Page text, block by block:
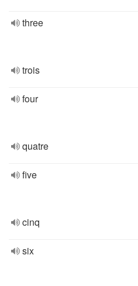
three
trois
four
quatre
five
cinq
six